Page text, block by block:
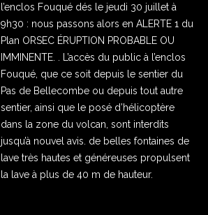
l’enclos Fouqué dés le jeudi 30 juillet à
9h30 : nous passons alors en ALERTE 1 du
Plan ORSEC ÉRUPTION PROBABLE OU
IMMINENTE. . L’accès du public à l’enclos
Fouqué, que ce soit depuis le sentier du
Pas de Bellecombe ou depuis tout autre
sentier, ainsi que le posé d’hélicoptère
dans la zone du volcan, sont interdits
jusqu’à nouvel avis. de belles fontaines de
lave très hautes et généreuses propulsent
la lave à plus de 40 m de hauteur.